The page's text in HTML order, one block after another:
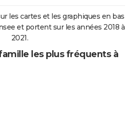
les cartes et les graphiques en bas
et portent sur les années 2018 à
2021.
les plus fréquents à